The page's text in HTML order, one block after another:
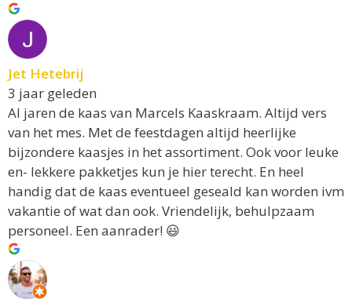
Jet Hetebrij
3 jaar geleden
Al jaren de kaas van Marcels Kaaskraam. Altijd vers
van het mes. Met de feestdagen altijd heerlijke
bijzondere kaasjes in het assortiment. Ook voor leuke
en- lekkere pakketjes kun je hier terecht. En heel
handig dat de kaas eventueel geseald kan worden ivm
vakantie of wat dan ook. Vriendelijk, behulpzaam
personeel. Een aanrader! 😃